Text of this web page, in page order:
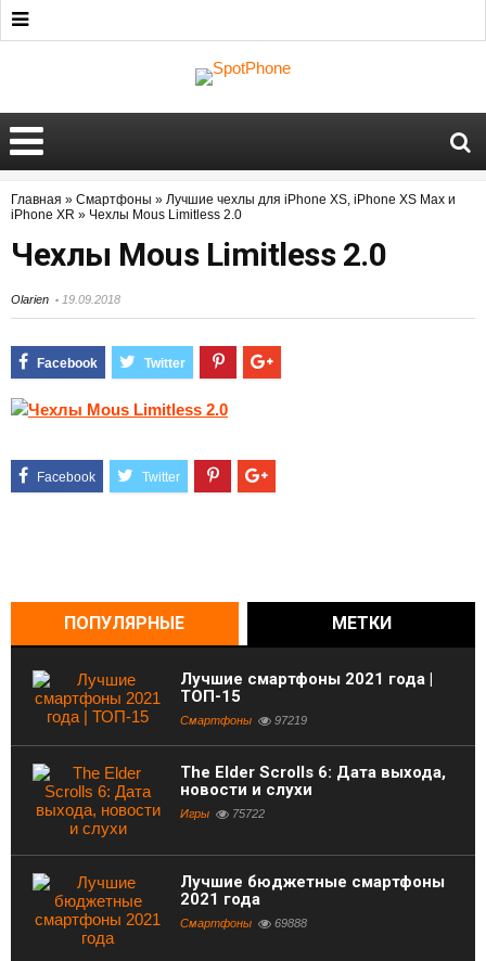
Главная » Смартфоны » Лучшие чехлы для iPhone XS, iPhone XS Max и
iPhone XR » Чехлы Mous Limitless 2.0
Чехлы Mous Limitless 2.0
Olarien 19.09.2018
ПОПУЛЯРНЫЕ МЕТКИ
Лучшие смартфоны 2021 года |
ТОП-15
Смартфоны 97219
The Elder Scrolls 6: Дата выхода,
новости и слухи
Игры 75722
Лучшие бюджетные смартфоны
2021 года
Смартфоны 69888